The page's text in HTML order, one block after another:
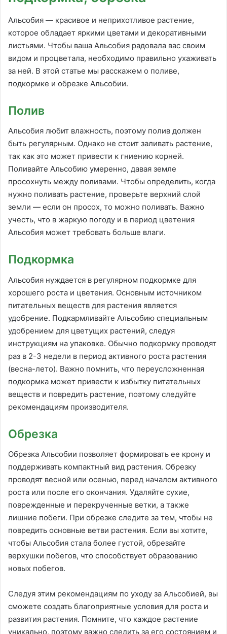
Альсобия — красивое и неприхотливое растение,
которое обладает яркими цветами и декоративными
листьями. Чтобы ваша Альсобия радовала вас своим
видом и процветала, необходимо правильно ухаживать
за ней. В этой статье мы расскажем о поливе,
подкормке и обрезке Альсобии.
Полив
Альсобия любит влажность, поэтому полив должен
быть регулярным. Однако не стоит заливать растение,
так как это может привести к гниению корней.
Поливайте Альсобию умеренно, давая земле
просохнуть между поливами. Чтобы определить, когда
нужно поливать растение, проверьте верхний слой
земли — если он просох, то можно поливать. Важно
учесть, что в жаркую погоду и в период цветения
Альсобия может требовать больше влаги.
Подкормка
Альсобия нуждается в регулярном подкормке для
хорошего роста и цветения. Основным источником
питательных веществ для растения является
удобрение. Подкармливайте Альсобию специальным
удобрением для цветущих растений, следуя
инструкциям на упаковке. Обычно подкормку проводят
раз в 2-3 недели в период активного роста растения
(весна-лето). Важно помнить, что переусложненная
подкормка может привести к избытку питательных
веществ и повредить растение, поэтому следуйте
рекомендациям производителя.
Обрезка
Обрезка Альсобии позволяет формировать ее крону и
поддерживать компактный вид растения. Обрезку
проводят весной или осенью, перед началом активного
роста или после его окончания. Удаляйте сухие,
поврежденные и перекрученные ветки, а также
лишние побеги. При обрезке следите за тем, чтобы не
повредить основные ветви растения. Если вы хотите,
чтобы Альсобия стала более густой, обрезайте
верхушки побегов, что способствует образованию
новых побегов.
Следуя этим рекомендациям по уходу за Альсобией, вы
сможете создать благоприятные условия для роста и
развития растения. Помните, что каждое растение
уникально, поэтому важно следить за его состоянием и